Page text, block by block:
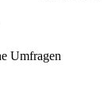
Umfragen